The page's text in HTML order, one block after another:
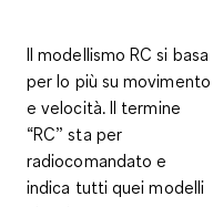
Il modellismo RC si basa
per lo più sumovimento
e velocità. Il termine
“RC” sta per
radiocomandato e
indica tutti quei modelli